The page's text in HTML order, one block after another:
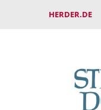
HERDER.DE